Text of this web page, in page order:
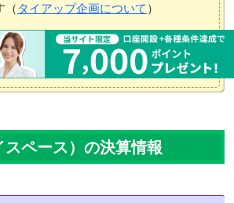
（ タイアップ企画について ）
ペース）の決算情報